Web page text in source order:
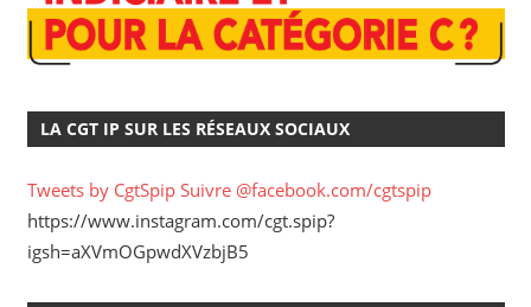
LA CGT IP SUR LES RÉSEAUX SOCIAUX
Tweets by CgtSpip Suivre @facebook.com/cgtspip
https://www.instagram.com/cgt.spip?
igsh=aXVmOGpwdXVzbjB5